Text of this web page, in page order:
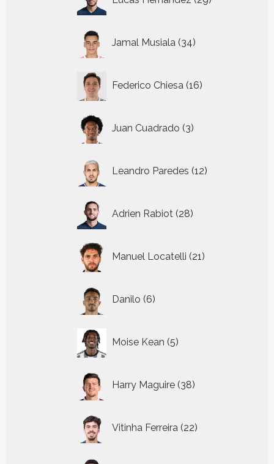
producten
Jamal Musiala 34
producten
Federico Chiesa 16
producten
Juan Cuadrado 3
producten
Leandro Paredes 12
producten
Adrien Rabiot 28
producten
Manuel Locatelli 21
producten
Danilo 6
producten
Moise Kean 5
producten
Harry Maguire 38
producten
Vitinha Ferreira 22
producten